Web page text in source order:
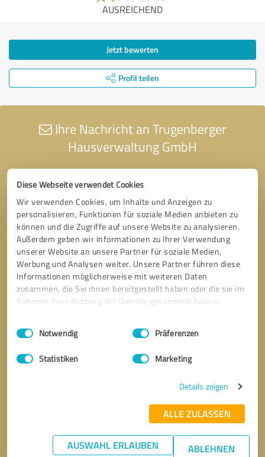
Diese Webseite verwendet Cookies
Wir verwenden Cookies, um Inhalte und Anzeigen zu
personalisieren, Funktionen für soziale Medien anbieten zu
können und die Zugriffe auf unsere Website zu analysieren.
Außerdem geben wir Informationen zu Ihrer Verwendung
unserer Website an unsere Partner für soziale Medien,
Werbung und Analysen weiter. Unsere Partner führen diese
Informationen möglicherweise mit weiteren Daten
zusammen, die Sie ihnen bereitgestellt haben oder die sie im
Rahmen Ihrer Nutzung der Dienste gesammelt haben.
Impressum Datenschutzbestimmungen
Einwilligungsauswahl
Notwendig Präferenzen
Statistiken Marketing
Details zeigen
ALLE ZULASSEN
AUSWAHL ERLAUBEN ABLEHNEN
AUSREICHEND
Jetzt bewerten
Profil teilen
Ihre Nachricht an Trugenberger
Hausverwaltung GmbH
* Erforderliche Angaben
Nachricht senden